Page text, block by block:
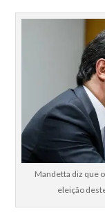
Mandetta diz que
eleição